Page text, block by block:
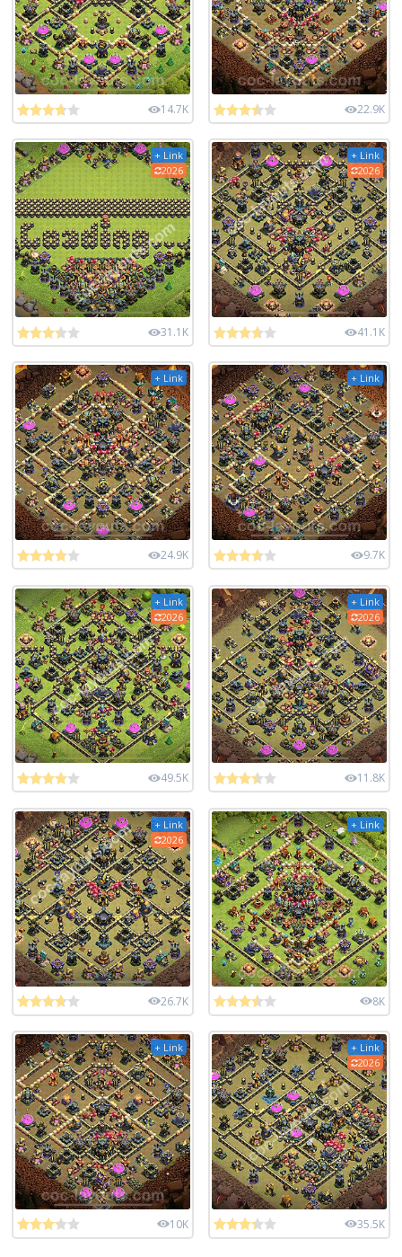
14.7K 22.9K
+ Link
2026
31.1K
+ Link
2026
41.1K
+ Link
24.9K
+ Link
9.7K
+ Link
2026
49.5K
+ Link
2026
11.8K
+ Link
2026
26.7K
+ Link
8K
+ Link
10K
+ Link
2026
35.5K